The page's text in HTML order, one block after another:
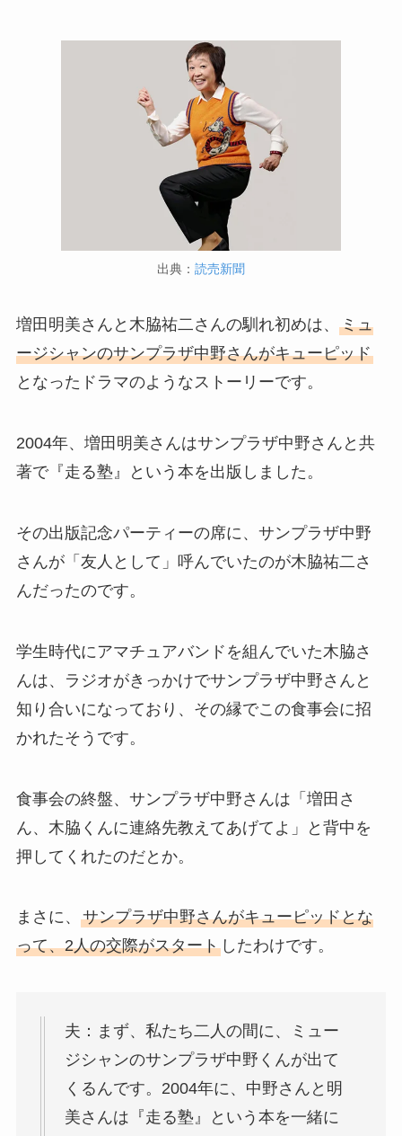
出典： 読売新聞
増田明美さんと木脇祐二さんの馴れ初めは、 ミュ
ージシャンのサンプラザ中野さんがキューピッド
となったドラマのようなストーリーです。
2004年、増田明美さんはサンプラザ中野さんと共
著で『走る塾』という本を出版しました。
その出版記念パーティーの席に、サンプラザ中野
さんが「友人として」呼んでいたのが木脇祐二さ
んだったのです。
学生時代にアマチュアバンドを組んでいた木脇さ
んは、ラジオがきっかけでサンプラザ中野さんと
知り合いになっており、その縁でこの食事会に招
かれたそうです。
食事会の終盤、サンプラザ中野さんは「増田さ
ん、木脇くんに連絡先教えてあげてよ」と背中を
押してくれたのだとか。
まさに、 サンプラザ中野さんがキューピッドとな
って、2人の交際がスタートしたわけです。
夫：まず、私たち二人の間に、ミュー
ジシャンのサンプラザ中野くんが出て
くるんです。2004年に、中野さんと明
美さんは『走る塾』という本を一緒に